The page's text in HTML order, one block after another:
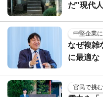
だ"現代
中堅企業
なぜ複雑
に最適な
官民で挑